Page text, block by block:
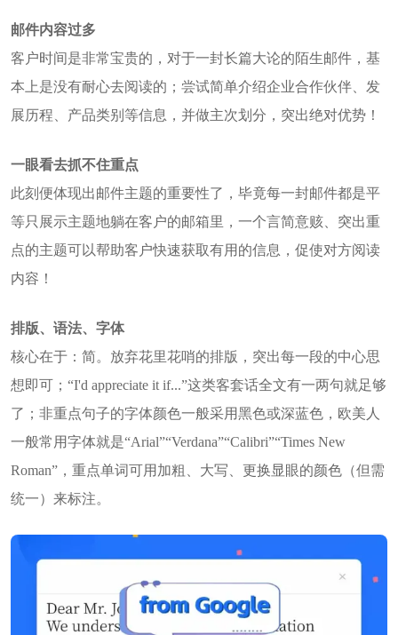
邮件内容过多
客户时间是非常宝贵的，对于一封长篇大论的陌生邮件，基
本上是没有耐心去阅读的；尝试简单介绍企业合作伙伴、发
展历程、产品类别等信息，并做主次划分，突出绝对优势！
一眼看去抓不住重点
此刻便体现出邮件主题的重要性了，毕竟每一封邮件都是平
等只展示主题地躺在客户的邮箱里，一个言简意赅、突出重
点的主题可以帮助客户快速获取有用的信息，促使对方阅读
内容！
排版、语法、字体
核心在于：简。放弃花里花哨的排版，突出每一段的中心思
想即可；“I'd appreciate it if...”这类客套话全文有一两句就足够
了；非重点句子的字体颜色一般采用黑色或深蓝色，欧美人
一般常用字体就是“Arial”“Verdana”“Calibri”“Times New
Roman”，重点单词可用加粗、大写、更换显眼的颜色（但需
统一）来标注。